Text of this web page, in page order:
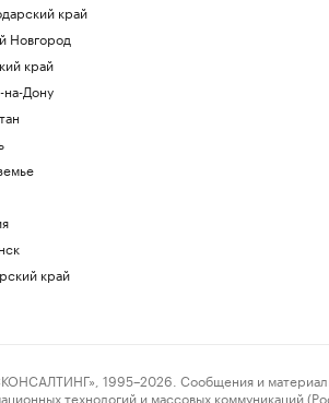
край
Новгород
край
на-Дону
край
1995–2026. Сообщения и материалы
технологий и массовых коммуникаций